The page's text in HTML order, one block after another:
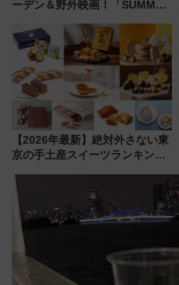
ーデン＆野外映画！「SUMMER
ケジュール 夜風とビール、映画
を満喫！
【2026年最新】絶対外さない東
京の手土産スイーツランキング
ったら